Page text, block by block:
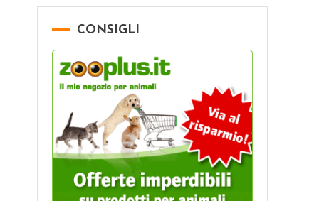
CONSIGLI